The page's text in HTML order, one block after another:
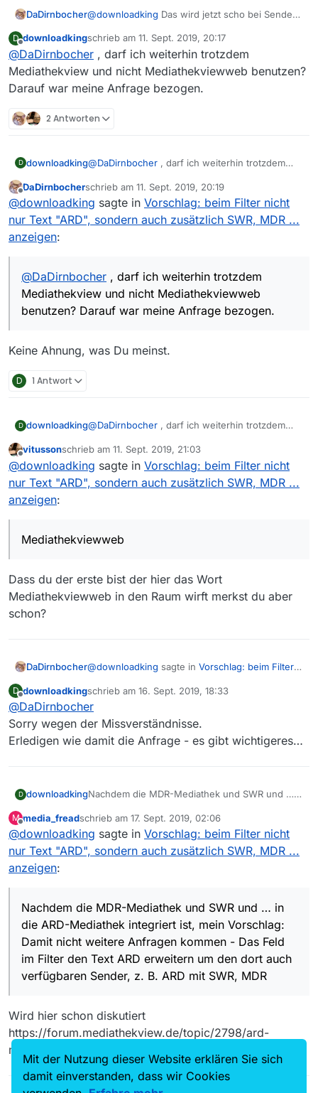
DaDirnbocher@downloadking Das wird jetzt scho bei Sendern
und das hat niklashierauch geschrieben.
D
Offline
downloadkingschrieb am 11. Sept. 2019, 20:17
zuletzt editiert von
@DaDirnbocher , darf ich weiterhin trotzdem
Mediathekview und nicht Mediathekviewweb benutzen?
Darauf war meine Anfrage bezogen.
2 Antworten
D downloadking@DaDirnbocher , darf ich weiterhin trotzdem
benutzen? Darauf war meine Anfrage bezogen.
Offline
DaDirnbocherschrieb am 11. Sept. 2019, 20:19
zuletzt editiert von
@downloadking sagte in Vorschlag: beim Filter nicht
nur Text "ARD", sondern auch zusätzlich SWR, MDR ...
anzeigen:
@DaDirnbocher , darf ich weiterhin trotzdem
Mediathekview und nicht Mediathekviewweb
benutzen? Darauf war meine Anfrage bezogen.
Keine Ahnung, was Du meinst.
D 1 Antwort
D downloadking@DaDirnbocher , darf ich weiterhin trotzdem
benutzen? Darauf war meine Anfrage bezogen.
Offline
vitussonschrieb am 11. Sept. 2019, 21:03
zuletzt editiert von
@downloadking sagte in Vorschlag: beim Filter nicht
nur Text "ARD", sondern auch zusätzlich SWR, MDR ...
anzeigen:
Mediathekviewweb
Dass du der erste bist der hier das Wort
Mediathekviewweb in den Raum wirft merkst du aber
schon?
DaDirnbocher@downloadking sagte in Vorschlag: beim Filter
SWR, MDR ... anzeigen:
trotzdem Mediathekview und nicht
Mediathekviewweb benutzen? Darauf war
meine Anfrage bezogen.
Keine Ahnung, was Du meinst.
D
Offline
downloadkingschrieb am 16. Sept. 2019, 18:33
zuletzt editiert von
@DaDirnbocher
Sorry wegen der Missverständnisse.
Erledigen wie damit die Anfrage - es gibt wichtigeres…
D downloadkingNachdem die MDR-Mediathek und SWR und …
Vorschlag: Damit nicht weitere Anfragen
kommen - Das Feld im Filter den TextARD
erweitern um den dort auch verfügbaren
M
Offline
media_freadschrieb am 17. Sept. 2019, 02:06
zuletzt editiert von
@downloadking sagte in Vorschlag: beim Filter nicht
nur Text "ARD", sondern auch zusätzlich SWR, MDR ...
anzeigen:
Nachdem die MDR-Mediathek und SWR und … in
die ARD-Mediathek integriert ist, mein Vorschlag:
Damit nicht weitere Anfragen kommen - Das Feld
im Filter den Text ARD erweitern um den dort auch
verfügbaren Sender, z. B. ARD mit SWR, MDR
Wird hier schon diskutiert
https://forum.mediathekview.de/topic/2798/ard-
mediathek-wie-3-programme-erkennen
Mit der Nutzung dieser Website erklären Sie sich
damit einverstanden, dass wir Cookies